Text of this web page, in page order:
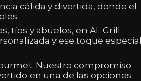
cálida y divertida, donde el
y abuelos, en AL Grill
y ese toque
Nuestro compromiso
en una de las opciones